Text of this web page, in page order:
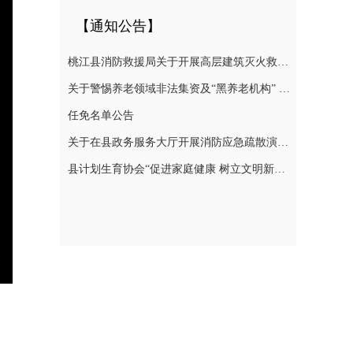
【通知公告】
桃江县消防救援局关于开展高层建筑灭火救援实战演练的通告
关于警惕养老领域非法集资及“黑养老机构” 切实防范涉老风险的提示
任免名单公告
关于在县政务服务大厅开展消防应急疏散演练的通知
县计划生育协会“促进家庭健康 树立文明新风”倡议书